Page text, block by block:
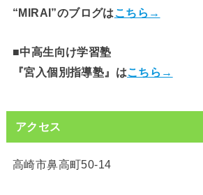
“MIRAI”のブログはこちら→
■中高生向け学習塾
『宮入個別指導塾』はこちら→
アクセス
高崎市鼻高町50-14